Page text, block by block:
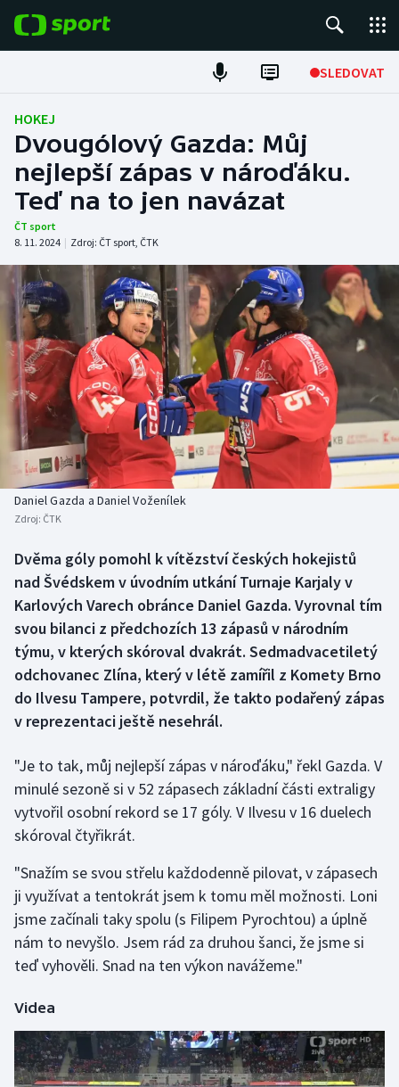
SLEDOVAT
Fotbal
Hokej
Tenis
Atletika
Cyklistika
DALŠÍ SPORTY
Americký fotbal
Baseball a softbal
Basketbal
Biatlon
Box
Curling
Dostihy
Golf
Gymnastika
Házená
Jezdectví
Judo
Krasobruslení
Lezení
NEPŘEHLÉDNĚTE
Soutěže
Historické návraty
Aplikace ČT sport
HOKEJ
Dvougólový Gazda: Můj
nejlepší zápas v nároďáku.
Teď na to jen navázat
ČT sport
8. 11. 2024 | Zdroj: ČT sport, ČTK
Daniel Gazda a Daniel Voženílek
Zdroj: ČTK
Dvěma góly pomohl k vítězství českých hokejistů
nad Švédskem v úvodním utkání Turnaje Karjaly v
Karlových Varech obránce Daniel Gazda. Vyrovnal tím
svou bilanci z předchozích 13 zápasů v národním
týmu, v kterých skóroval dvakrát. Sedmadvacetiletý
odchovanec Zlína, který v létě zamířil z Komety Brno
do Ilvesu Tampere, potvrdil, že takto podařený zápas
v reprezentaci ještě nesehrál.
"Je to tak, můj nejlepší zápas v nároďáku," řekl Gazda. V
minulé sezoně si v 52 zápasech základní části extraligy
vytvořil osobní rekord se 17 góly. V Ilvesu v 16 duelech
skóroval čtyřikrát.
"Snažím se svou střelu každodenně pilovat, v zápasech
ji využívat a tentokrát jsem k tomu měl možnosti. Loni
jsme začínali taky spolu (s Filipem Pyrochtou) a úplně
nám to nevyšlo. Jsem rád za druhou šanci, že jsme si
teď vyhověli. Snad na ten výkon navážeme."
Videa